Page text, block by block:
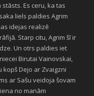
Es ceru, ka tas
liels paldies Agrim
idejas realizē
Starp citu, Agrim šī ir
Un otrs paldies iet
Birutai Vainovskai,
Dejo ar Zvaigzni
ar Sašu veidoja šovam
no manām